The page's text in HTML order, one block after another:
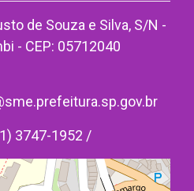
de Souza e Silva, S/N -
- CEP: 05712040
3747-1952 /